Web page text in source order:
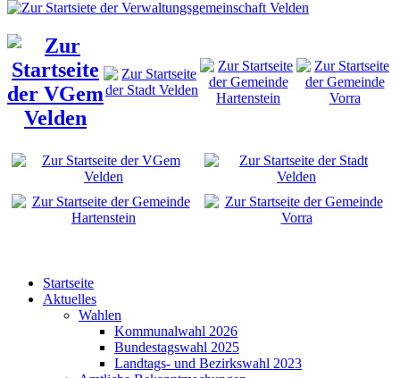
Startseite
Aktuelles
Wahlen
Kommunalwahl 2026
Bundestagswahl 2025
Landtags- und Bezirkswahl 2023